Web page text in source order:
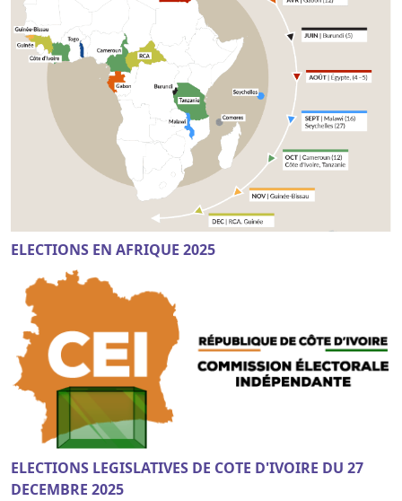
ELECTIONS EN AFRIQUE 2025
ELECTIONS LEGISLATIVES DE COTE D'IVOIRE DU 27
DECEMBRE 2025